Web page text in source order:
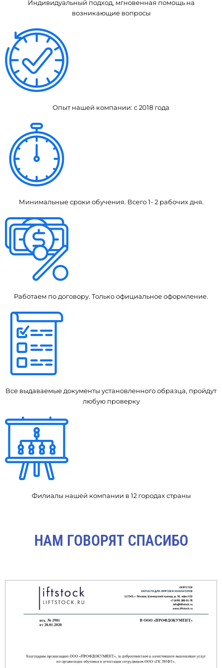
Индивидуальный подход, мгновенная помощь на
возникающие вопросы
Опыт нашей компании: с 2018 года
Минимальные сроки обучения. Всего 1- 2 рабочих дня.
Работаем по договору. Только официальное оформление.
Все выдаваемые документы установленного образца, пройдут
любую проверку
Филиалы нашей компании в 12 городах страны
НАМ ГОВОРЯТ СПАСИБО